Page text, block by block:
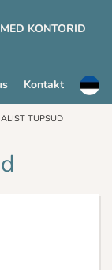
Kontakt
KONTORID
TUPSUD